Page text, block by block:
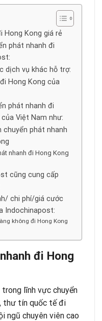
Hong Kong giá rẻ
phát nhanh đi
dịch vụ khác hỗ trợ:
Hong Kong của
phát nhanh đi
Việt Nam như:
chuyển phát nhanh
nhanh đi Hong Kong
cũng cung cấp
chi phí/giá cước
Indochinapost:
không đi Hong Kong
đi Hong
lĩnh vực chuyển
thư tín quốc tế đi
ngũ chuyên viên cao